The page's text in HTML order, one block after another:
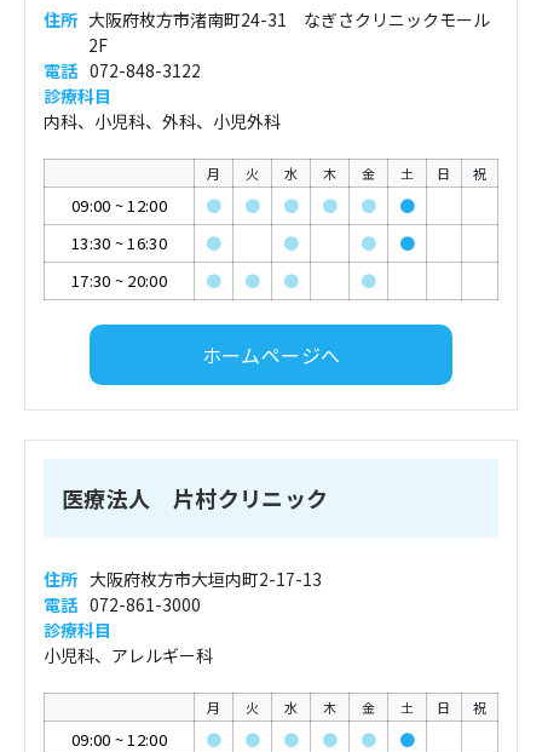
住所 大阪府枚方市渚南町24-31 なぎさクリニックモール
2F
電話 072-848-3122
診療科目
内科、小児科、外科、小児外科
月 火 水 木 金 土 日 祝
09:00 ~12:00 ● ● ● ● ●
●
13:30 ~16:30 ● ● ●
●
17:30 ~ 20:00 ● ● ● ●
ホームページへ
医療法人 片村クリニック
住所 大阪府枚方市大垣内町2-17-13
電話 072-861-3000
診療科目
小児科、アレルギー科
月 火 水 木 金 土 日 祝
09:00 ~12:00 ● ● ● ● ●
●